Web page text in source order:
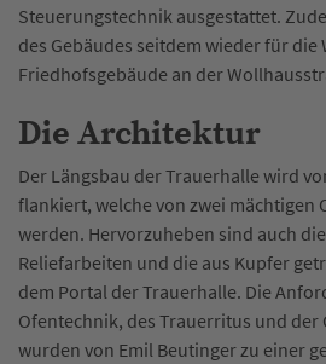
Steuerungstechnik ausgestattet.
des Gebäudes seitdem wieder für
Friedhofsgebäude an der
Die Architektur
Der Längsbau der Trauerhalle wird
flankiert, welche von zwei mächtigen
werden. Hervorzuheben sind auch
Reliefarbeiten und die aus Kupfer
dem Portal der Trauerhalle. Die
Ofentechnik, des Trauerritus und
wurden von Emil Beutinger zu einer